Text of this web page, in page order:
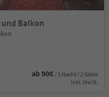
Balkon
ab 90€ / 1 Nacht / 2 Gäste
Inkl. MwSt.